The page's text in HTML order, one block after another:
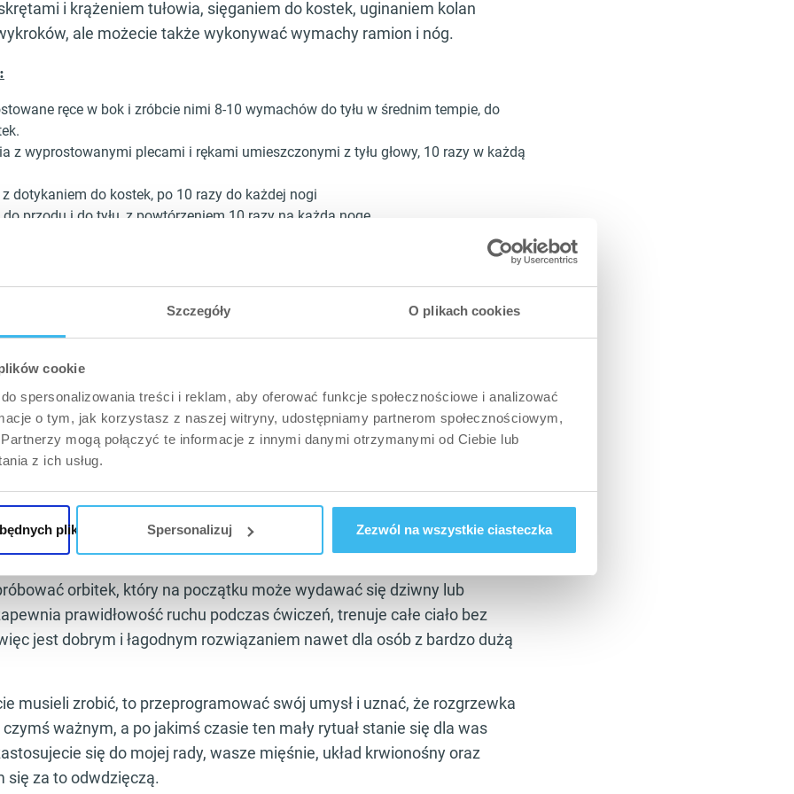
Szczegóły O plikach cookies
cookie
spersonalizowania treści i reklam, aby oferować funkcje społecznościowe i analizować
o tym, jak korzystasz z naszej witryny, udostępniamy partnerom społecznościowym,
mogą połączyć te informacje z innymi danymi otrzymanymi od Ciebie lub
z ich usług.
plików cookie Spersonalizuj Zezwól na wszystkie ciasteczka
i krążeniem tułowia, sięganiem do kostek, uginaniem kolan
ale możecie także wykonywać wymachy ramion i nóg.
ręce w bok i zróbcie nimi 8-10 wymachów do tyłu w średnim tempie, do
z wyprostowanymi plecami i rękami umieszczonymi z tyłu głowy, 10 razy w każdą
z dotykaniem do kostek, po 10 razy do każdej nogi
przodu i do tyłu, z powtórzeniem 10 razy na każdą nogę.
wykonaj specjalne ruchy rozgrzewające, połączone z twoim
np. przed treningiem dolnej partii ciała możesz wykonać 5-10 wspięć
w miejscu lub chodzone, ale bez obciążenia.
(10-15 minut)
znajdziecie część cardio, pełną skomplikowanych maszyn, które ciężko
intensywność można ustawić za pomocą specjalnych programów treningowych,
przed rozpoczęciem ćwiczeń lub poprzez dostosowanie umiarkowanej prędkości
orbitek, który na początku może wydawać się dziwny lub
prawidłowość ruchu podczas ćwiczeń, trenuje całe ciało bez
jest dobrym i łagodnym rozwiązaniem nawet dla osób z bardzo dużą
musieli zrobić, to przeprogramować swój umysł i uznać, że rozgrzewka
ważnym, a po jakimś czasie ten mały rytuał stanie się dla was
się do mojej rady, wasze mięśnie, układ krwionośny oraz
się za to odwdzięczą.